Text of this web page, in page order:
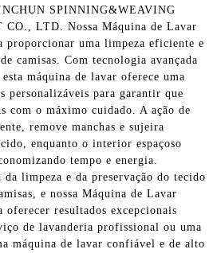
SPINNING&WEAVING
LTD. Nossa Máquina de Lavar
proporcionar uma limpeza eficiente e
camisas. Com tecnologia avançada
máquina de lavar oferece uma
personalizáveis ​​para garantir que
com o máximo cuidado. A ação de
remove manchas e sujeira
enquanto o interior espaçoso
tempo e energia.
limpeza e da preservação do tecido
e nossa Máquina de Lavar
oferecer resultados excepcionais
de lavanderia profissional ou uma
máquina de lavar confiável e de alto